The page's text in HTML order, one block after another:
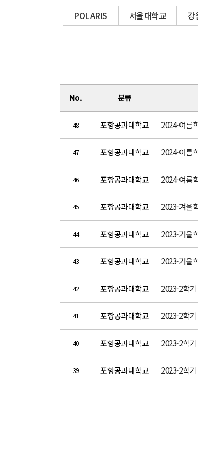
POLARIS 서울대학교 강
No. 분류
48 포항공과대학교 2024-여름
47 포항공과대학교 2024-여름
46 포항공과대학교 2024-여름
45 포항공과대학교 2023-겨울
44 포항공과대학교 2023-겨울
43 포항공과대학교 2023-겨울
42 포항공과대학교 2023-2학
41 포항공과대학교 2023-2학
40 포항공과대학교 2023-2학
39 포항공과대학교 2023-2학